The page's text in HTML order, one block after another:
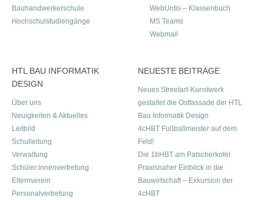
Bauhandwerkerschule
Hochschulstudiengänge
WebUntis – Klassenbuch
MS Teams
Webmail
HTL BAU INFORMATIK
DESIGN
Über uns
Neuigkeiten & Aktuelles
Leitbild
Schulleitung
Verwaltung
Schüler:innenvertretung
Elternverein
Personalvertretung
NEUESTE BEITRÄGE
Neues Streetart-Kunstwerk
gestaltet die Ostfassade der HTL
Bau Informatik Design
4cHBT Fußballmeister auf dem
Feld!
Die 1bHBT am Patscherkofel
Praxisnaher Einblick in die
Bauwirtschaft – Exkursion der
4cHBT